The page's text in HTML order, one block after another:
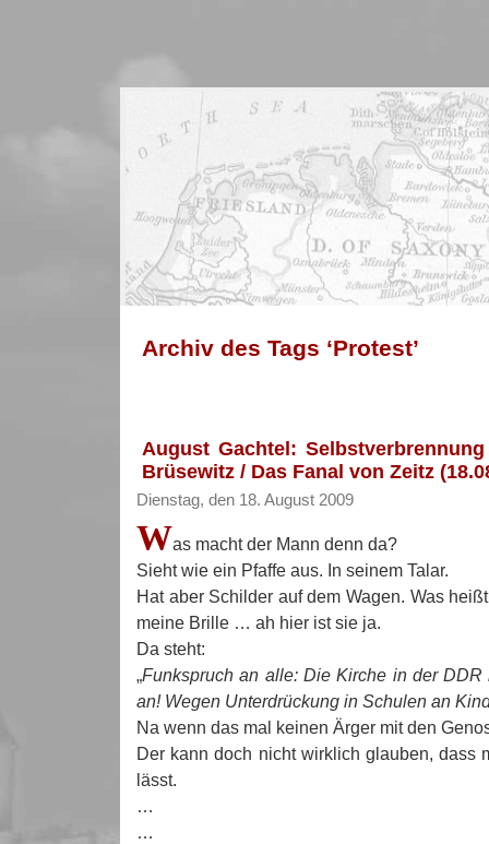
Archiv des Tags ‘Protest’
August Gachtel:
Brüsewitz / Das Fanal von Zeitz
Dienstag, den 18. August 2009
Was macht der Mann denn da?
Sieht wie ein Pfaffe aus. In seinem Talar.
Hat aber Schilder auf dem Wagen. Was
meine Brille … ah hier ist sie ja.
Da steht:
„Funkspruch an alle: Die Kirche in der DDR
an! Wegen Unterdrückung in Schulen an
Na wenn das mal keinen Ärger mit den
Der kann doch nicht wirklich glauben, dass
lässt.
…
…